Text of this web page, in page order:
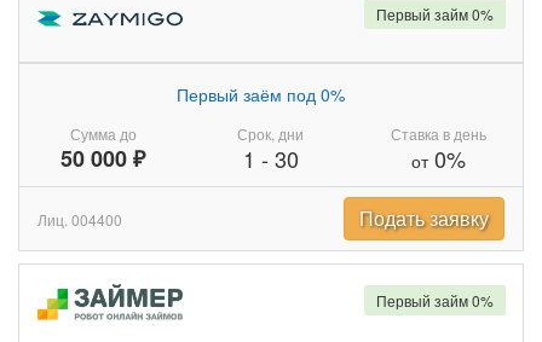
Сумма до
50 000 ₽
Первый заём под 0%
Срок, дни
1 - 30
Ставка в день
от0%
Первый займ 0%
Лиц. 004400 Подать заявку
Первый займ 0%